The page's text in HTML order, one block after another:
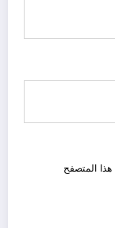
المتصفح